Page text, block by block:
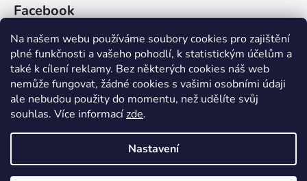
Na našem webu používáme soubory cookies pro zajištění
plné funkčnosti a vašeho pohodlí, k statistickým účelům a
také k cílení reklamy. Bez některých cookies náš web
nemůže fungovat, žádné cookies s vašimi osobními údaji
ale nebudou použity do momentu, než udělíte svůj
souhlas. Více informacízde.
Nastavení
Facebook
Partnerská prodejna Barefoot Plzeň